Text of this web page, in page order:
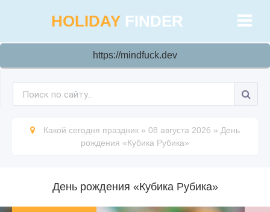
HOLIDAY FINDER
https://mindfuck.dev
Какой сегодня праздник » 08 августа 2026 » День
рождения «Кубика Рубика»
День рождения «Кубика Рубика»